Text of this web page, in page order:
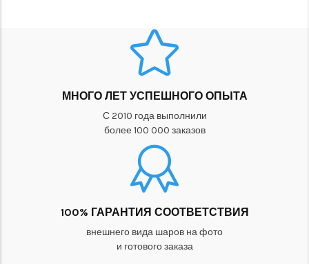
МНОГО ЛЕТ УСПЕШНОГО ОПЫТА
С 2010 года выполнили
более 100 000 заказов
100% ГАРАНТИЯ СООТВЕТСТВИЯ
внешнего вида шаров на фото
и готового заказа